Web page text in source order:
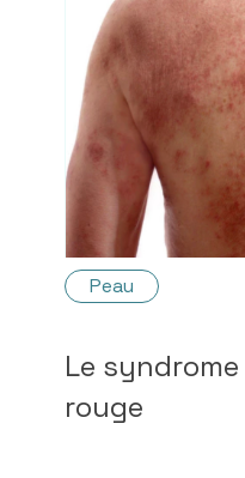
Peau
Le
rouge